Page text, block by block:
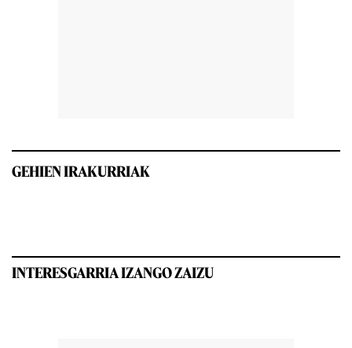
GEHIEN IRAKURRIAK
INTERESGARRIA IZANGO ZAIZU